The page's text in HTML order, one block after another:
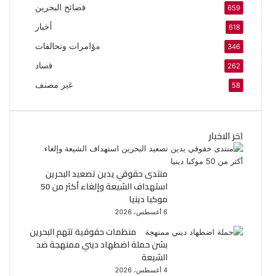
فضائح البحرين 659
أخبار 618
مؤامرات وتحالفات 346
فساد 262
غير مصنف 58
اخر الاخبار
منتدى حقوقي يدين تصعيد البحرين
استهداف الشيعة وإلغاء أكثر من 50
موكبا دينيا
6 أغسطس، 2026
منظمات حقوقية تتهم البحرين
بشن حملة اضطهاد ديني ممنهجة ضد
الشيعة
4 أغسطس، 2026